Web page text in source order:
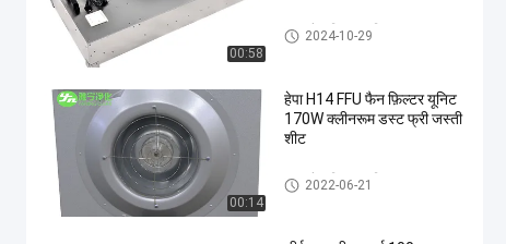
00:58
FFU फैन फ़िल्टर यूनिट
2024-10-29
00:14
हेपा H14 FFU फैन फ़िल्टर यूनिट
170W क्लीनरूम डस्ट फ्री जस्ती
शीट
FFU फैन फ़िल्टर यूनिट
2022-06-21